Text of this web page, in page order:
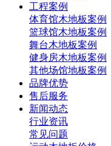
工程案例
体育馆木地板案例
篮球馆木地板案例
舞台木地板案例
健身房木地板案例
其他场馆地板案例
品牌优势
售后服务
新闻动态
行业资讯
常见问题